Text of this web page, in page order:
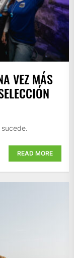
VEZ MÁS
READ MORE